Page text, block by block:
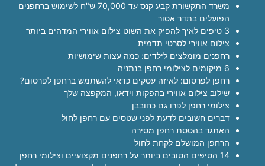
משרד התקשורת קבע קנס עד 70,000 ש"ח לשימוש ברחפנים
הפועלים בתדר אסור
3 טיפים לאיך להפיק את השוט צילום אווירי המדהים ביותר
צילום אווירי לסרטי תדמית
רחפנים מומלצים לילדים: כמה עצות שימושיות
6 מיקומים לצילומי רחפן בנתניה
רחפן לפרסום: לאיזה עסקים כדאי להשתמש ברחפן לפרסום?
שילוב צילום אווירי בהפקות וידאו, המקפצה שלך
צילומי רחפן לפרו גם כחובבן
דברים חשובים לדעת לפני שטסים עם רחפן לחול
האתגר בהטסת רחפן מסירה
הרחפן המושלם לקחת לחול
14 הטיפים הטובים ביותר על רחפנים מקצועיים וצילומי רחפן